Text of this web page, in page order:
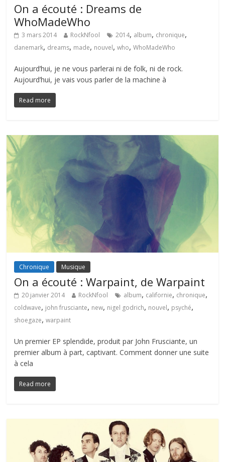
On a écouté : Dreams de
WhoMadeWho
3 mars 2014 RockNfool 2014, album, chronique,
danemark, dreams, made, nouvel,who,WhoMadeWho
Aujourd’hui, je ne vous parlerai ni de folk, ni de rock.
Aujourd’hui, je vais vous parler de la machine à
Read more
Chronique Musique
On a écouté : Warpaint, de Warpaint
20 janvier 2014 RockNfool album, californie, chronique,
coldwave, john frusciante, new, nigel godrich, nouvel, psyché,
shoegaze,warpaint
Un premier EP splendide, produit par John Frusciante, un
premier album à part, captivant. Comment donner une suite
à cela
Read more